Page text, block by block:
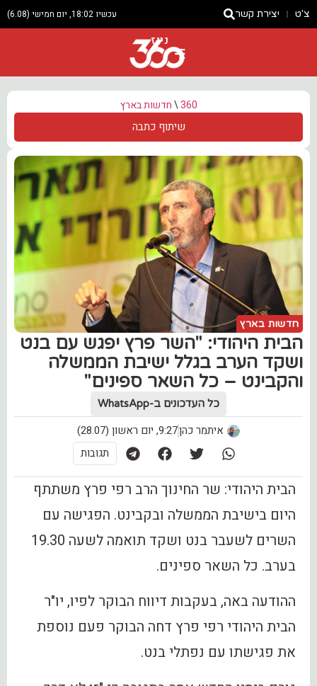
צ'ט יצירת קשר עכשיו 18:02, יום חמישי (6.08)
ניוז
360
\חדשות בארץ
שיתוף כתבה
חדשות בארץ
‏הבית היהודי: "השר פרץ יפגש עם בנט
ושקד הערב בגלל ישיבת הממשלה
והקבינט – כל השאר ספינים"
כל העדכונים ב-WhatsApp
איתמר כהן9:27, יום ראשון (28.07)
תגובות
הבית היהודי: שר החינוך הרב רפי פרץ משתתף
היום בישיבת הממשלה ובקבינט. הפגישה עם
השרים לשעבר בנט ושקד תואמה לשעה 19.30
בערב. כל השאר ספינים.
ההודעה באה, בעקבות דיווח הבוקר לפיו, יו"ר
הבית היהודי רפי פרץ דחה הבוקר פעם נוספת
את פגישתו עם נפתלי בנט.